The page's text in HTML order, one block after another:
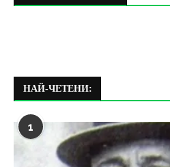
НАЙ-ЧЕТЕНИ:
1